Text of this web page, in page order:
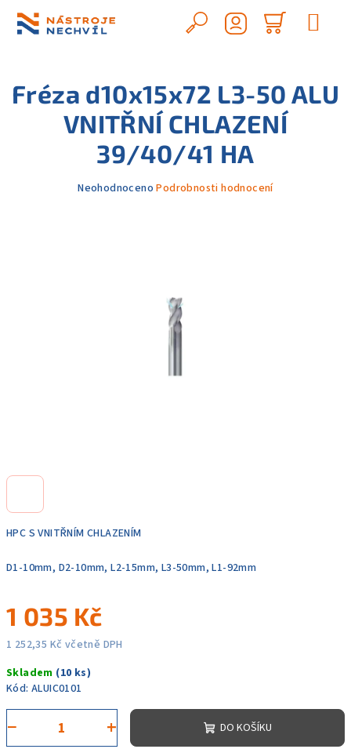
obsah
Hledat
košík
HPC S VNITŘNÍM CHLAZENÍM
D1-10mm, D2-10mm, L2-15mm, L3-50mm, L1-92mm
1 035 Kč
1 252,35 Kč včetně DPH
cena:
Skladem (10 ks)
Kód: ALUIC0101
+
− DO KOŠÍKU
Fréza d10x15x72 L3-50 ALU
VNITŘNÍ CHLAZENÍ
39/40/41 HA
Průměrné
Neohodnoceno Podrobnosti hodnocení